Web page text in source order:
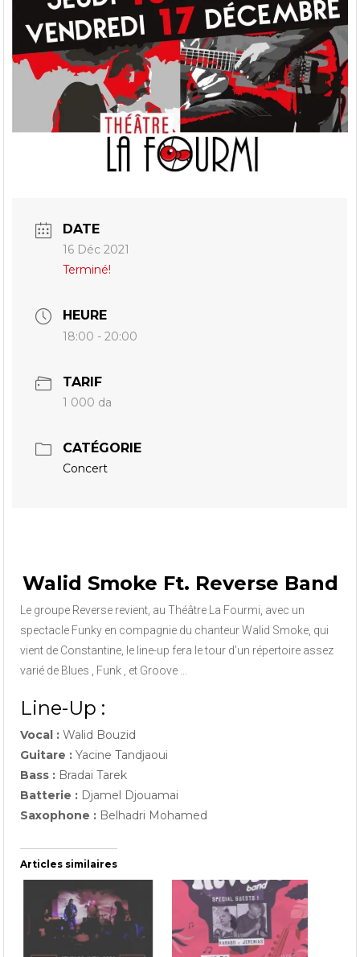
DATE
16 Déc 2021
Terminé!
HEURE
18:00 - 20:00
TARIF
1 000 da
CATÉGORIE
Concert
Walid Smoke Ft. Reverse Band
Le groupe Reverse revient, au Théâtre La Fourmi, avec un
spectacle Funky en compagnie du chanteur Walid Smoke, qui
vient de Constantine, le line-up fera le tour d’un répertoire assez
varié de Blues , Funk , et Groove …
Line-Up :
Vocal : Walid Bouzid
Guitare : Yacine Tandjaoui
Bass : Bradai Tarek
Batterie : Djamel Djouamai
Saxophone : Belhadri Mohamed
Articles similaires